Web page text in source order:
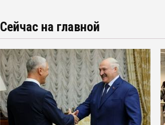
Сейчас на главной